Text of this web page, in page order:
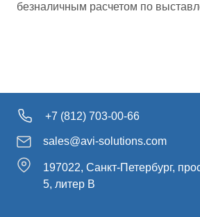
безналичным расчетом по
+7 (812) 703-00-66
sales@avi-solutions.com
197022, Санкт-Петербург,
5, литер В